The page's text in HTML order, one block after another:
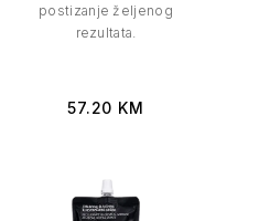
postizanje željenog
rezultata.
57.20 KM